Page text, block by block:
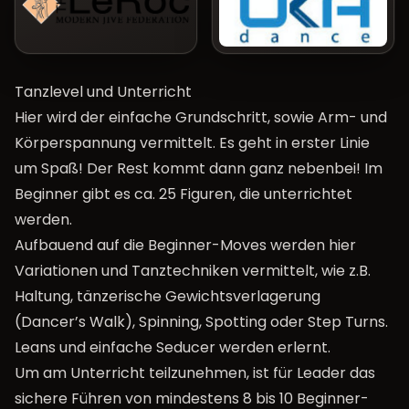
Tanzlevel und Unterricht
Hier wird der einfache Grundschritt, sowie Arm- und
Körperspannung vermittelt. Es geht in erster Linie
um Spaß! Der Rest kommt dann ganz nebenbei! Im
Beginner gibt es ca. 25 Figuren, die unterrichtet
werden.
Aufbauend auf die Beginner-Moves werden hier
Variationen und Tanztechniken vermittelt, wie z.B.
Haltung, tänzerische Gewichtsverlagerung
(Dancer’s Walk), Spinning, Spotting oder Step Turns.
Leans und einfache Seducer werden erlernt.
Um am Unterricht teilzunehmen, ist für Leader das
sichere Führen von mindestens 8 bis 10 Beginner-